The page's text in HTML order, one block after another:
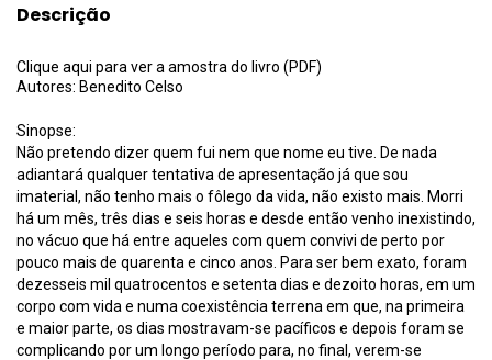
Descrição
Clique aqui para ver a amostra do livro (PDF)
Autores: Benedito Celso
Sinopse:
Não pretendo dizer quem fui nem que nome eu tive. De nada
adiantará qualquer tentativa de apresentação já que sou
imaterial, não tenho mais o fôlego da vida, não existo mais. Morri
há um mês, três dias e seis horas e desde então venho inexistindo,
no vácuo que há entre aqueles com quem convivi de perto por
pouco mais de quarenta e cinco anos. Para ser bem exato, foram
dezesseis mil quatrocentos e setenta dias e dezoito horas, em um
corpo com vida e numa coexistência terrena em que, na primeira
e maior parte, os dias mostravam-se pacíficos e depois foram se
complicando por um longo período para, no final, verem-se